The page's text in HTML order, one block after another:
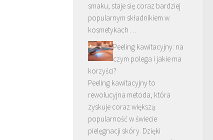
smaku, staje się coraz bardziej
popularnym składnikiem w
kosmetykach …
Peeling kawitacyjny: na
czym polega i jakie ma
korzyści?
Peeling kawitacyjny to
rewolucyjna metoda, która
zyskuje coraz większą
popularność w świecie
pielęgnacji skóry. Dzięki